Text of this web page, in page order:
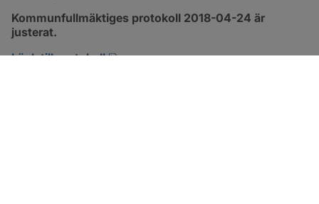
Kommunfullmäktiges protokoll 2018-04-24 är
justerat.
Länk till protokoll
pdf, 2.9 MB, öppnas i nytt fönster.